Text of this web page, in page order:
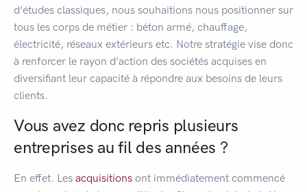
d’études classiques, nous souhaitions nous positionner sur
tous les corps de métier : béton armé, chauffage,
électricité, réseaux extérieurs etc. Notre stratégie vise donc
à renforcer le rayon d’action des sociétés acquises en
diversifiant leur capacité à répondre aux besoins de leurs
clients.
Vous avez donc repris plusieurs
entreprises au fil des années ?
En effet. Les acquisitions ont immédiatement commencé